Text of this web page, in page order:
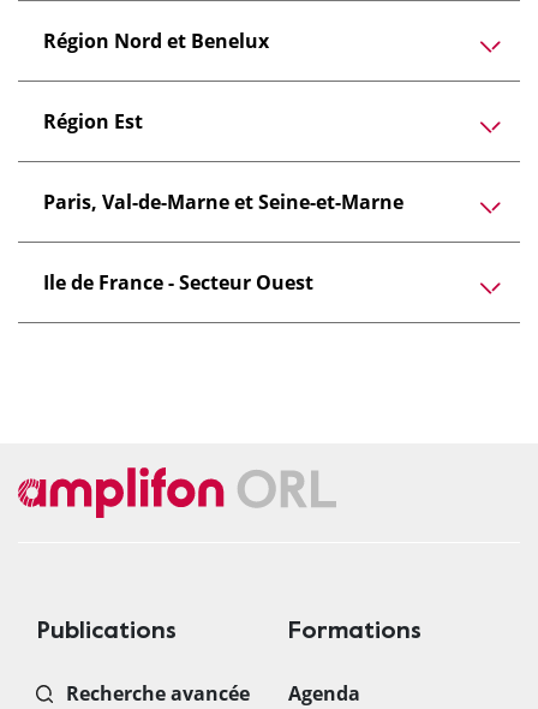
Région Nord et Benelux
Région Est
Paris, Val-de-Marne et Seine-et-Marne
Ile de France - Secteur Ouest
Publications
Recherche avancée
Formations
Agenda